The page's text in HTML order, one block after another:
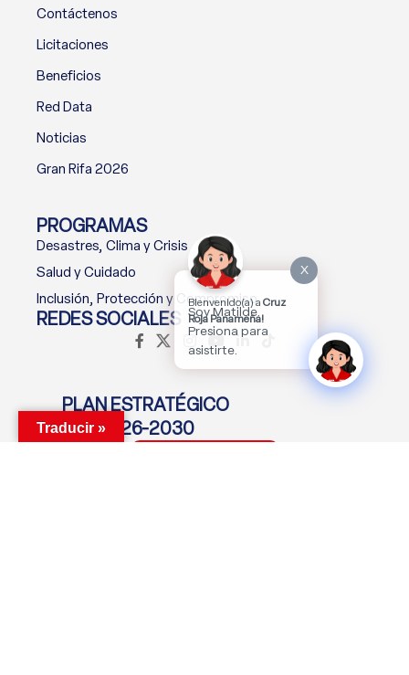
Contáctenos
Licitaciones
Beneficios
Red Data
Noticias
Gran Rifa 2026
PROGRAMAS
Desastres, Clima y Crisis
Salud y Cuidado
Inclusión, Protección y Compromiso
REDES SOCIALES
PLAN ESTRATÉGICO
2026-2030
Traducir »
X
Bienvenido(a) a Cruz
Roja Panameña!
Soy Matilde.
Presiona para
asistirte.